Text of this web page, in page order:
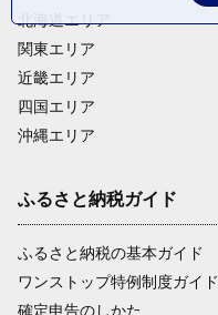
北海道エリア
関東エリア
近畿エリア
四国エリア
沖縄エリア
ふるさと納税ガイド
ふるさと納税の基本ガイド
ワンストップ特例制度ガイド
確定申告のしかた